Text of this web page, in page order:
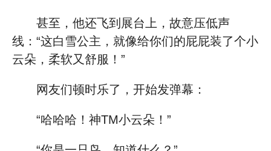
甚至，他还飞到展台上，故意压低声
线：“这白雪公主，就像给你们的屁屁装了个小
云朵，柔软又舒服！”
网友们顿时乐了，开始发弹幕：
“哈哈哈！神TM小云朵！”